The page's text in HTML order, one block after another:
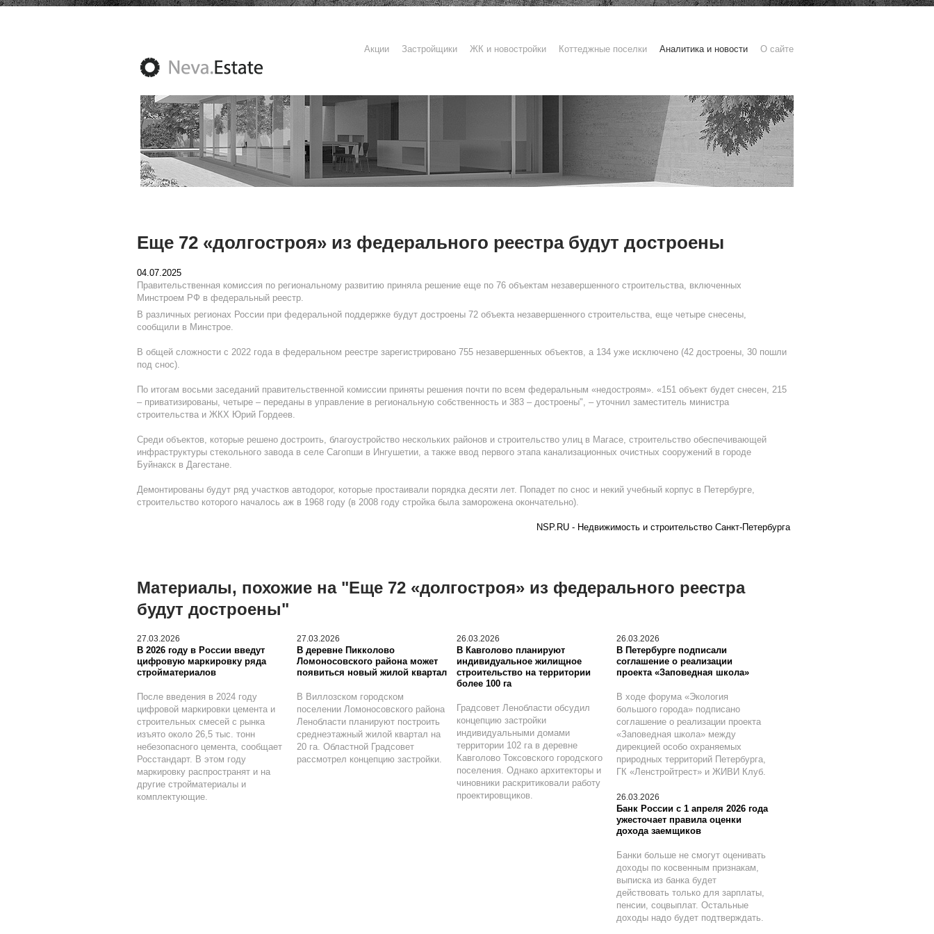
Акции Застройщики ЖК и новостройки Коттеджные поселки Аналитика и новости О сайте
Еще 72 «долгостроя» из федерального реестра будут достроены
04.07.2025
Правительственная комиссия по региональному развитию приняла решение еще по 76 объектам незавершенного строительства, включенных
Минстроем РФ в федеральный реестр.
В различных регионах России при федеральной поддержке будут достроены 72 объекта незавершенного строительства, еще четыре снесены,
сообщили в Минстрое.
В общей сложности с 2022 года в федеральном реестре зарегистрировано 755 незавершенных объектов, а 134 уже исключено (42 достроены, 30 пошли
под снос).
По итогам восьми заседаний правительственной комиссии приняты решения почти по всем федеральным «недостроям». «151 объект будет снесен, 215
– приватизированы, четыре – переданы в управление в региональную собственность и 383 – достроены", – уточнил заместитель министра
строительства и ЖКХ Юрий Гордеев.
Среди объектов, которые решено достроить, благоустройство нескольких районов и строительство улиц в Магасе, строительство обеспечивающей
инфраструктуры стекольного завода в селе Сагопши в Ингушетии, а также ввод первого этапа канализационных очистных сооружений в городе
Буйнакск в Дагестане.
Демонтированы будут ряд участков автодорог, которые простаивали порядка десяти лет. Попадет по снос и некий учебный корпус в Петербурге,
строительство которого началось аж в 1968 году (в 2008 году стройка была заморожена окончательно).
NSP.RU - Недвижимость и строительство Санкт-Петербурга
Материалы, похожие на "Еще 72 «долгостроя» из федерального реестра
будут достроены"
27.03.2026
В 2026 году в России введут
цифровую маркировку ряда
стройматериалов
После введения в 2024 году
цифровой маркировки цемента и
строительных смесей с рынка
изъято около 26,5 тыс. тонн
небезопасного цемента, сообщает
Росстандарт. В этом году
маркировку распространят и на
другие стройматериалы и
комплектующие.
27.03.2026
В деревне Пикколово
Ломоносовского района может
появиться новый жилой квартал
В Виллозском городском
поселении Ломоносовского района
Ленобласти планируют построить
среднеэтажный жилой квартал на
20 га. Областной Градсовет
рассмотрел концепцию застройки.
26.03.2026
В Кавголово планируют
индивидуальное жилищное
строительство на территории
более 100 га
Градсовет Ленобласти обсудил
концепцию застройки
индивидуальными домами
территории 102 га в деревне
Кавголово Токсовского городского
поселения. Однако архитекторы и
чиновники раскритиковали работу
проектировщиков.
26.03.2026
В Петербурге подписали
соглашение о реализации
проекта «Заповедная школа»
В ходе форума «Экология
большого города» подписано
соглашение о реализации проекта
«Заповедная школа» между
дирекцией особо охраняемых
природных территорий Петербурга,
ГК «Ленстройтрест» и ЖИВИ Клуб.
26.03.2026
Банк России с 1 апреля 2026 года
ужесточает правила оценки
дохода заемщиков
Банки больше не смогут оценивать
доходы по косвенным признакам,
выписка из банка будет
действовать только для зарплаты,
пенсии, соцвыплат. Остальные
доходы надо будет подтверждать.